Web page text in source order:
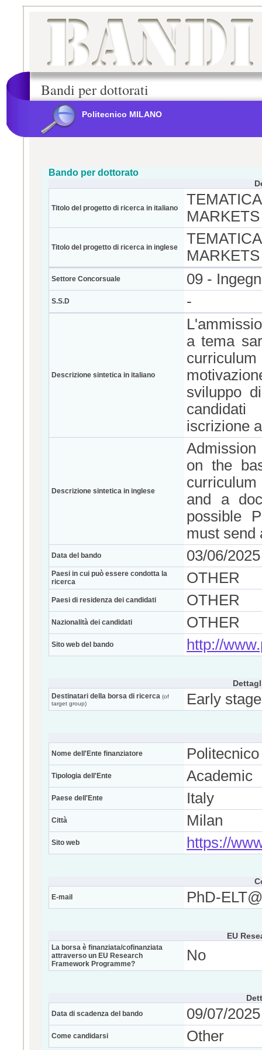
Bandi per dottorati
Politecnico MILANO
Bando per dottorato
Titolo del progetto di ricerca in italiano
MARKETS
Titolo del progetto di ricerca in inglese
MARKETS
Settore Concorsuale 09 -
S.S.D -
Descrizione sintetica in italiano
a tema
sviluppo
iscrizione
Descrizione sintetica in inglese
on the
and a
possible
must send
Data del bando 03/06/2025
Paesi in cui può essere condotta la
ricerca
OTHER
Paesi di residenza dei candidati OTHER
Nazionalità dei candidati OTHER
Sito web del bando http://
Destinatari della borsa di ricerca (of
target group)
Early
Nome dell'Ente finanziatore
Tipologia dell'Ente Academic
Paese dell'Ente Italy
Città Milan
Sito web https://
E-mail PhD-
EU
La borsa è finanziata/cofinanziata
attraverso un EU Research
Framework Programme?
No
Data di scadenza del bando 09/07/
Come candidarsi Other